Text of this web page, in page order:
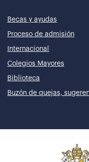
Becas y ayudas
Proceso de admisión
Internacional
Colegios Mayores
Biblioteca
Buzón de quejas,